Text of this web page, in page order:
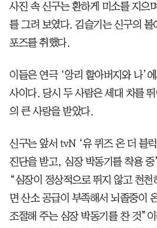
사진 속 신구는 환하게 미소를 지으
를 그려 보였다. 김슬기는 신구의 볼
포즈를 취했다.
이들은 연극 ‘앙리 할아버지와 나’
사이다. 당시 두 사람은 세대 차를
의 큰 사랑을 받았다.
신구는 앞서 tvN ‘유 퀴즈 온 더 블
진단을 받고, 심장 박동기를 착용
“심장이 정상적으로 뛰지 않고 천
면 산소 공급이 부족해서 뇌졸중이
조절해 주는 심장 박동기를 찬 것”